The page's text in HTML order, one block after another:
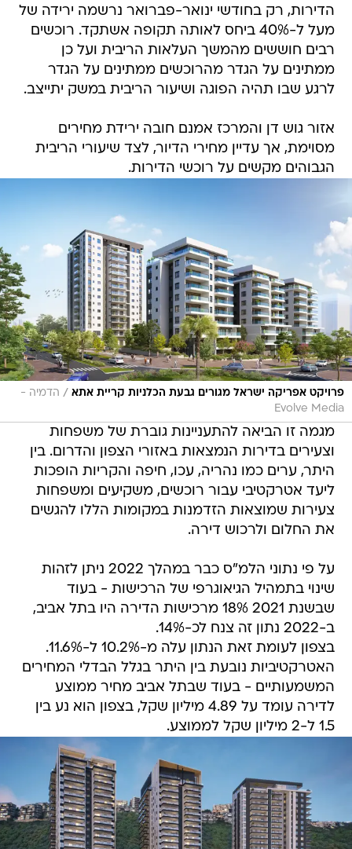
הדירות, רק בחודשי ינואר-פברואר נרשמה ירידה של
מעל ל-40% ביחס לאותה תקופה אשתקד. רוכשים
רבים חוששים מהמשך העלאות הריבית ועל כן
ממתינים על הגדר מהרוכשים ממתינים על הגדר
לרגע שבו תהיה הפוגה ושיעור הריבית במשק יתייצב.
אזור גוש דן והמרכז אמנם חובה ירידת מחירים
מסוימת, אך עדיין מחירי הדיור, לצד שיעורי הריבית
הגבוהים מקשים על רוכשי הדירות.
פרויקט אפריקה ישראל מגורים גבעת הכלניות קריית אתא / הדמיה -
Evolve Media
מגמה זו הביאה להתעניינות גוברת של משפחות
וצעירים בדירות הנמצאות באזורי הצפון והדרום. בין
היתר, ערים כמו נהריה, עכו, חיפה והקריות הופכות
ליעד אטרקטיבי עבור רוכשים, משקיעים ומשפחות
צעירות שמוצאות הזדמנות במקומות הללו להגשים
את החלום ולרכוש דירה.
על פי נתוני הלמ"ס כבר במהלך 2022 ניתן לזהות
שינוי בתמהיל הגיאוגרפי של הרכישות - בעוד
שבשנת 2021 18% מרכישות הדירה היו בתל אביב,
ב-2022 נתון זה צנח לכ-14%.
בצפון לעומת זאת הנתון עלה מ-10.2% ל-11.6%.
האטרקטיביות נובעת בין היתר בגלל הבדלי המחירים
המשמעותיים - בעוד שבתל אביב מחיר ממוצע
לדירה עומד על 4.89 מיליון שקל, בצפון הוא נע בין
1.5 ל-2 מיליון שקל לממוצע.